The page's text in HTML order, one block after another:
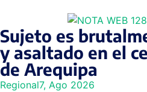
Sujeto es
y asaltado en el
de Arequipa
Regional7, Ago 2026